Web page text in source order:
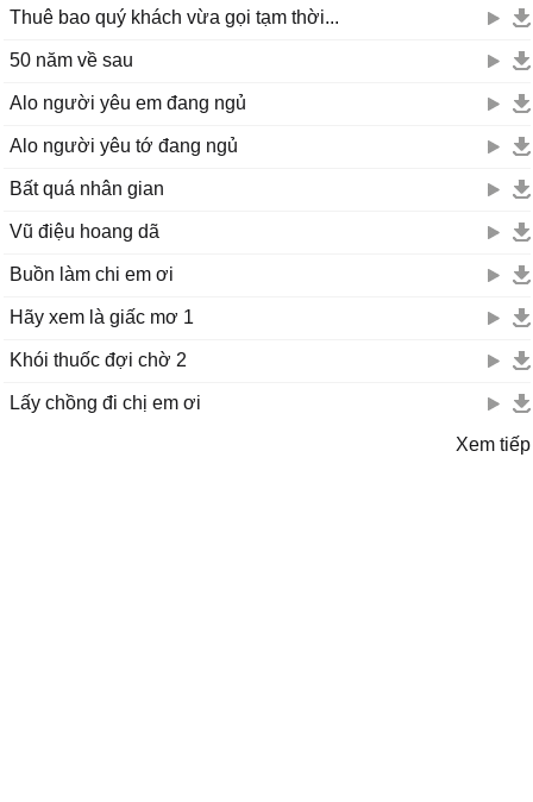
Thuê bao quý khách vừa gọi tạm thời...
50 năm về sau
Alo người yêu em đang ngủ
Alo người yêu tớ đang ngủ
Bất quá nhân gian
Vũ điệu hoang dã
Buồn làm chi em ơi
Hãy xem là giấc mơ 1
Khói thuốc đợi chờ 2
Lấy chồng đi chị em ơi
Xem tiếp